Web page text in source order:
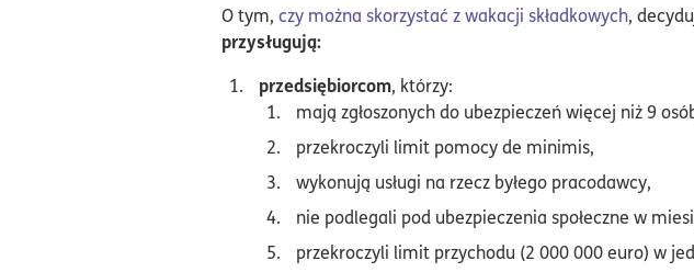
O tym, czy można skorzystać z wakacji składkowych,
przysługują:
przedsiębiorcom, którzy:
mają zgłoszonych do ubezpieczeń więcej niż 9
przekroczyli limit pomocy de minimis,
wykonują usługi na rzecz byłego pracodawcy,
nie podlegali pod ubezpieczenia społeczne w
przekroczyli limit przychodu (2 000 000 euro) w